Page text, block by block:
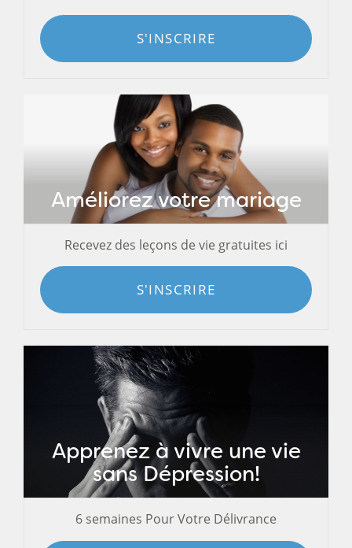
S'INSCRIRE
Améliorez votre mariage
Recevez des leçons de vie gratuites ici
S'INSCRIRE
Apprenez à vivre une vie
sans Dépression!
6 semaines Pour Votre Délivrance